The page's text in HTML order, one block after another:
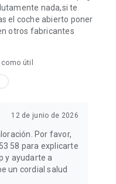
nada,si te
el coche abierto poner
otros fabricantes
útil
12 de junio de 2026
Por favor,
58 para explicarte
y ayudarte a
un cordial salud